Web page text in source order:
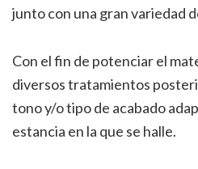
junto con una gran variedad
Con el fin de potenciar el
diversos tratamientos
tono y/o tipo de acabado
estancia en la que se halle.